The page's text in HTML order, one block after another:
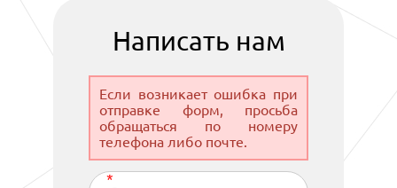
сепаратор;
вентилятор;
винтовой блок.
Отсек для подачи воздуха оснащен панельным
фильтром. Узлы имеют дополнительную
изоляцию, защиту от вибраций. Кинетические
Написать нам
Если возникает ошибка при
отправке форм, просьба
обращаться по номеру
телефона либо почте.